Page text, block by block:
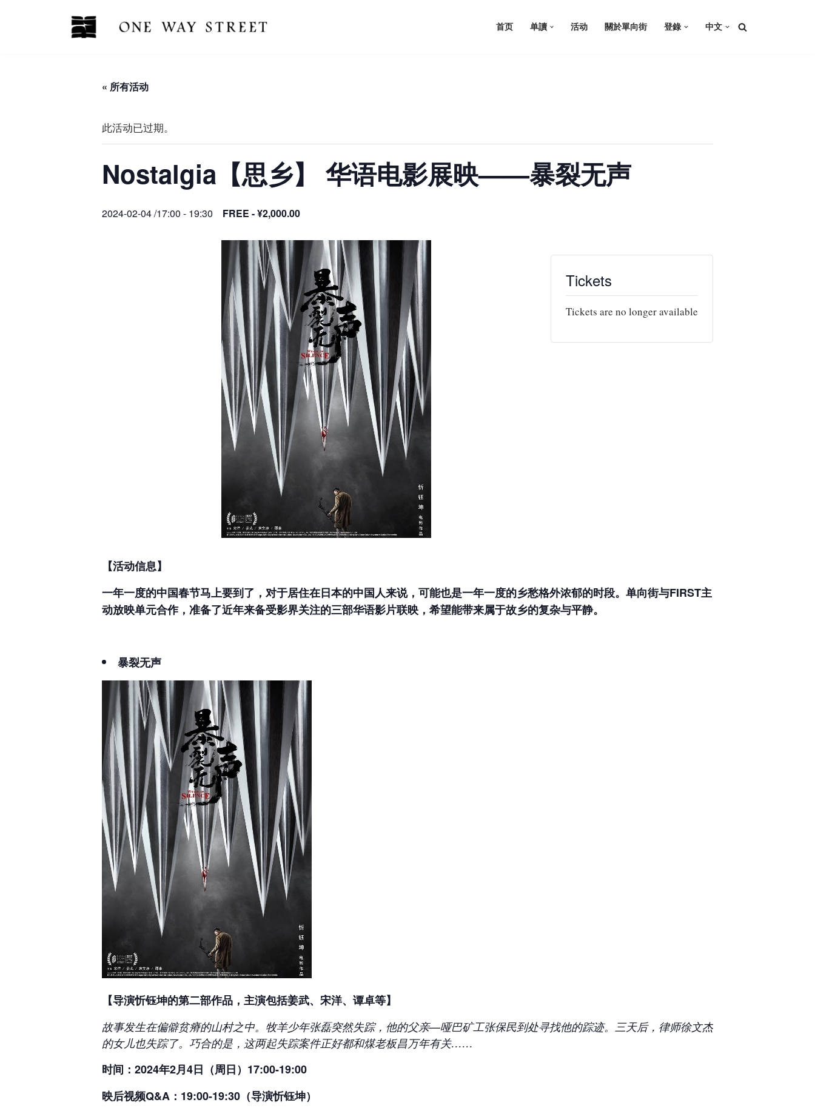
首页 单讀 活动 關於單向街 登錄 中文
« 所有活动
此活动已过期。
Nostalgia【思乡】 华语电影展映——暴裂无声
2024-02-04 /17:00 - 19:30 FREE - ¥2,000.00
Tickets
Tickets are no longer available
【活动信息】
一年一度的中国春节马上要到了，对于居住在日本的中国人来说，可能也是一年一度的乡愁格外浓郁的时段。单向街与FIRST主
动放映单元合作，准备了近年来备受影界关注的三部华语影片联映，希望能带来属于故乡的复杂与平静。
暴裂无声
【导演忻钰坤的第二部作品，主演包括姜武、宋洋、谭卓等】
故事发生在偏僻贫瘠的山村之中。牧羊少年张磊突然失踪，他的父亲—哑巴矿工张保民到处寻找他的踪迹。三天后，律师徐文杰
的女儿也失踪了。巧合的是，这两起失踪案件正好都和煤老板昌万年有关……
时间 ： 2024年2月4日（周日） 17:00-19:00
映后视频Q&A ：19:00-19:30 （导演忻钰坤）